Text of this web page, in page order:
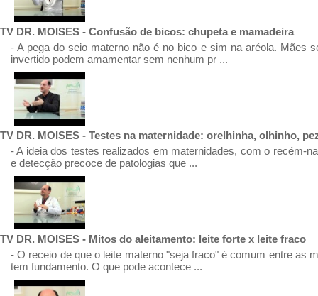
TV DR. MOISES - Confusão de bicos: chupeta e mamadeira
- A pega do seio materno não é no bico e sim na aréola. Mães
invertido podem amamentar sem nenhum pr ...
TV DR. MOISES - Testes na maternidade: orelhinha, olhinho,
- A ideia dos testes realizados em maternidades, com o recém-
e detecção precoce de patologias que ...
TV DR. MOISES - Mitos do aleitamento: leite forte x leite fraco
- O receio de que o leite materno "seja fraco" é comum entre as
tem fundamento. O que pode acontece ...